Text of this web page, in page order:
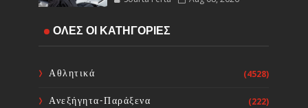
Ο Εορτασμός της Μεταμορφώσεως
ΟΛΕΣ ΟΙ ΚΑΤΗΓΟΡΙΕΣ
Αθλητικά (4528)
Ανεξήγητα-Παράξενα (222)